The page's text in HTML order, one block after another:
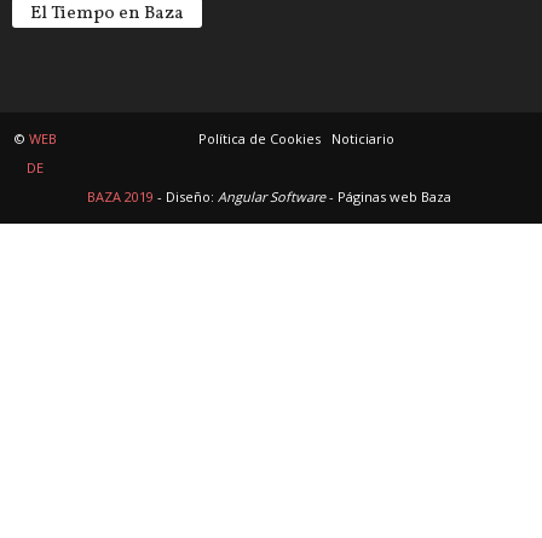
El Tiempo en Baza
Política de Cookies Noticiario
© WEB
DE
BAZA 2019 - Diseño: Angular Software- Páginas web Baza